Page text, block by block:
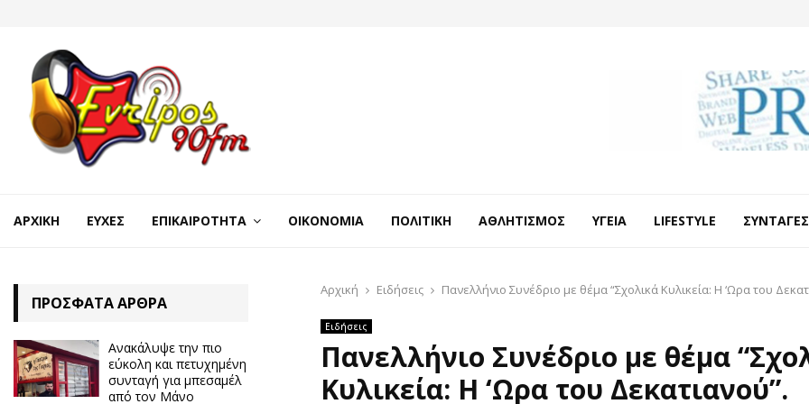
ΑΡΧΙΚΉ ΕΥΧΈΣ ΕΠΙΚΑΙΡΌΤΗΤΑ ΟΙΚΟΝΟΜΊΑ ΠΟΛΙΤΙΚΉ ΑΘΛΗΤΙΣΜΌΣ ΥΓΕΊΑ LIFESTYLE ΣΥΝΤΑΓΈΣ
Αρχική Ειδήσεις Πανελλήνιο Συνέδριο με θέμα “Σχολικά Κυλικεία: Η ‘Ωρα του
Ειδήσεις
Πανελλήνιο Συνέδριο με θέμα
Κυλικεία: Η ‘Ωρα του Δεκατιανού”.
ΠΡΌΣΦΑΤΑ ΆΡΘΡΑ
Ανακάλυψε την πιο
εύκολη και πετυχημένη
συνταγή για μπεσαμέλ
από τον Μάνο